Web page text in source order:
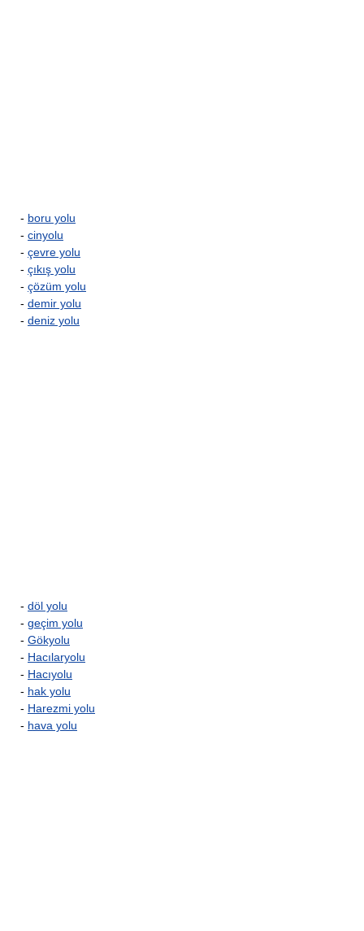
- boru yolu
- cinyolu
- çevre yolu
- çıkış yolu
- çözüm yolu
- demir yolu
- deniz yolu
- döl yolu
- geçim yolu
- Gökyolu
- Hacılaryolu
- Hacıyolu
- hak yolu
- Harezmi yolu
- hava yolu